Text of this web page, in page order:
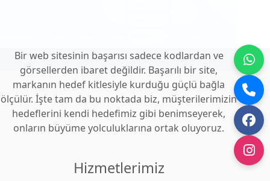
Bir web sitesinin başarısı sadece kodlardan ve
görsellerden ibaret değildir. Başarılı bir site,
markanın hedef kitlesiyle kurduğu güçlü bağla
ölçülür. İşte tam da bu noktada biz, müşterilerimizin
hedeflerini kendi hedefimiz gibi benimseyerek,
onların büyüme yolculuklarına ortak oluyoruz.
Hizmetlerimiz